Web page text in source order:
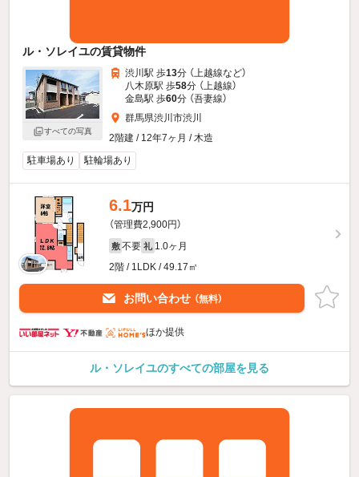
ル・ソレイユの賃貸物件
すべての写真
渋川駅 歩13分 （上越線など）
八木原駅 歩58分 （上越線）
金島駅 歩60分 （吾妻線）
群馬県渋川市渋川
2階建 / 12年7ヶ月 / 木造
駐車場あり
駐輪場あり
6.1万円
（管理費2,900円）
敷 不要 礼 1.0ヶ月
2階 / 1LDK / 49.17㎡
お問い合わせ （無料）
ほか提供
ル・ソレイユのすべての部屋を見る